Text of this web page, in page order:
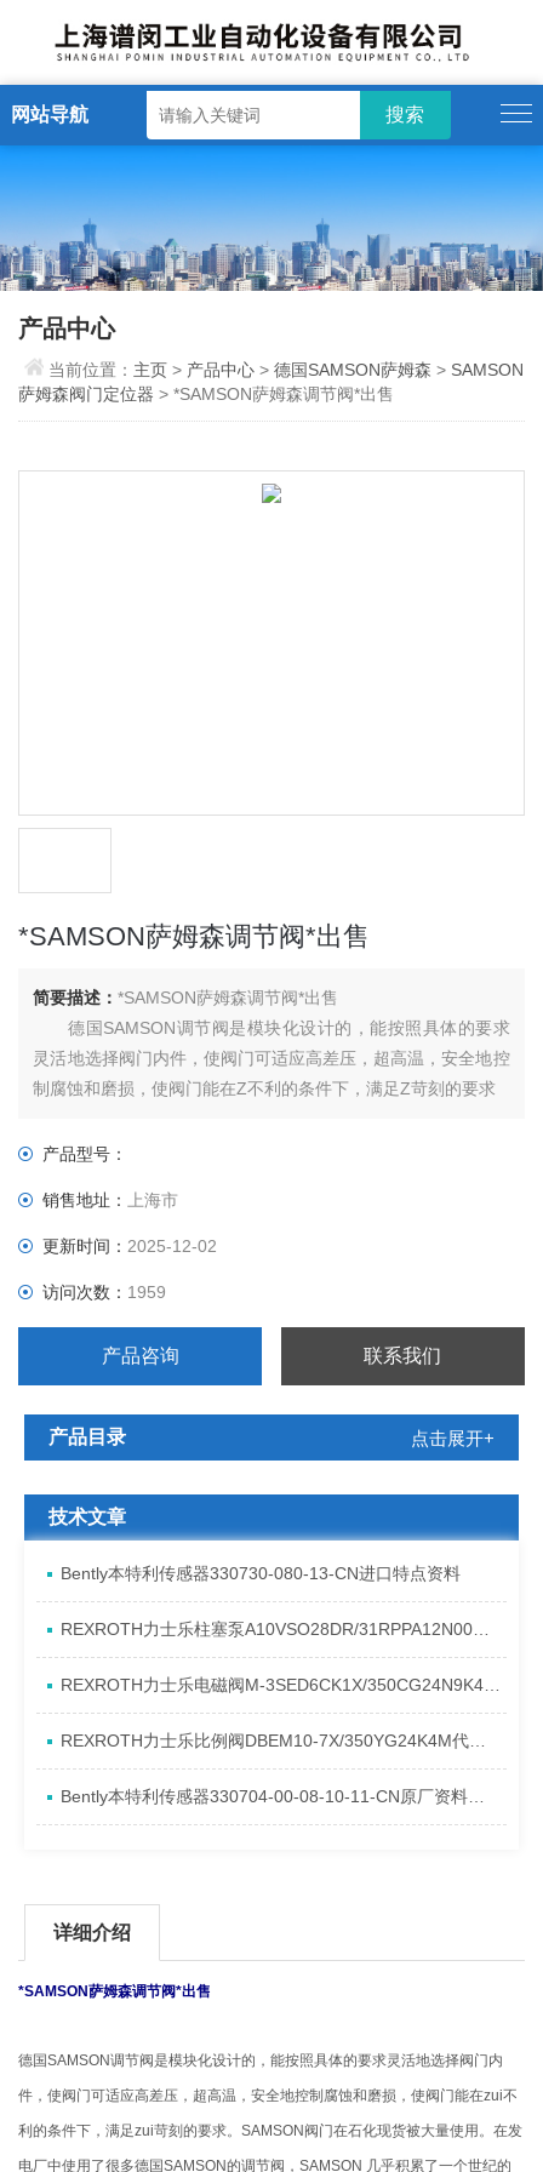
网站导航
产品中心
当前位置： 主页> 产品中心 >德国SAMSON萨姆森 > SAMSON
萨姆森阀门定位器 > *SAMSON萨姆森调节阀*出售
*SAMSON萨姆森调节阀*出售
简要描述：*SAMSON萨姆森调节阀*出售
德国SAMSON调节阀是模块化设计的，能按照具体的要求
灵活地选择阀门内件，使阀门可适应高差压，超高温，安全地控
制腐蚀和磨损，使阀门能在Z不利的条件下，满足Z苛刻的要求
产品型号：
销售地址：上海市
更新时间：2025-12-02
访问次数： 1959
产品咨询 联系我们
产品目录 点击展开+
技术文章
Bently本特利传感器330730-080-13-CN进口特点资料
REXROTH力士乐柱塞泵A10VSO28DR/31RPPA12N00产品资料简介
REXROTH力士乐电磁阀M-3SED6CK1X/350CG24N9K4进口现货介绍
REXROTH力士乐比例阀DBEM10-7X/350YG24K4M代理资料
Bently本特利传感器330704-00-08-10-11-CN原厂资料介绍
详细介绍
*SAMSON萨姆森调节阀*出售
德国SAMSON调节阀是模块化设计的，能按照具体的要求灵活地选择阀门内
件，使阀门可适应高差压，超高温，安全地控制腐蚀和磨损，使阀门能在zui不
利的条件下，满足zui苛刻的要求。SAMSON阀门在石化现货被大量使用。在发
电厂中使用了很多德国SAMSON的调节阀，SAMSON 几乎积累了一个世纪的